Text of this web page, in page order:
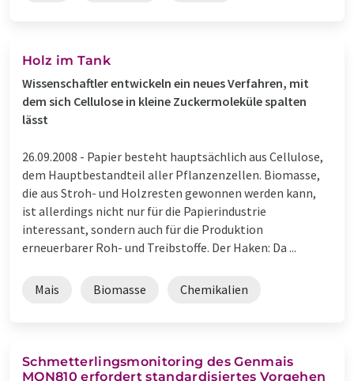
Holz im Tank
Wissenschaftler entwickeln ein neues Verfahren, mit
dem sich Cellulose in kleine Zuckermoleküle spalten
lässt
26.09.2008 - Papier besteht hauptsächlich aus Cellulose,
dem Hauptbestandteil aller Pflanzenzellen. Biomasse,
die aus Stroh- und Holzresten gewonnen werden kann,
ist allerdings nicht nur für die Papierindustrie
interessant, sondern auch für die Produktion
erneuerbarer Roh- und Treibstoffe. Der Haken: Da ...
Mais Biomasse Chemikalien
Schmetterlingsmonitoring des Genmais
MON810 erfordert standardisiertes Vorgehen